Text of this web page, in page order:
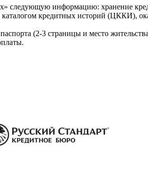
информацию: хранение
каталогом кредитных историй (ЦККИ),
(2-3 страницы и место